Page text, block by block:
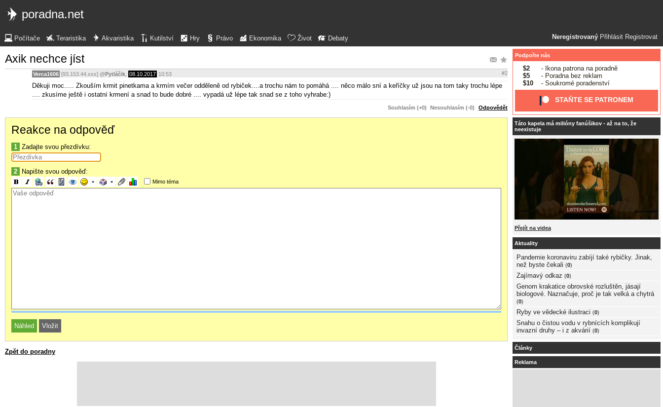
poradna.net
Neregistrovaný Přihlásit Registrovat
Počítače Teraristika Akvaristika Kutilství Hry Právo Ekonomika Život Debaty
Axik nechce jíst
Verca1606 [93.153.44.xxx] @Pytláčik 08.10.2017 10:53 #2
Děkuji moc..... Zkouším krmit pinetkama a krmím večer odděleně od rybiček....a trochu nám to pomáhá .... něco málo sní a keříčky už jsou na tom taky trochu lépe
.... zkusíme ještě i ostatní krmení a snad to bude dobré .... vypadá už lépe tak snad se z toho vyhrabe:)
Souhlasím (+0) Nesouhlasím (-0) Odpovědět
Reakce na odpověď
1 Zadajte svou přezdívku:
2 Napište svou odpověď:
Mimo téma
Zpět do poradny
Podpořte nás
$2
- Ikona patrona na poradně
$5
- Poradna bez reklam
$10
- Soukromé poradenství
STAŇTE SE PATRONEM
Táto kapela má milióny fanúšikov - až na to, že
neexistuje
Přejít na videa
Aktuality
Pandemie koronaviru zabíjí také rybičky. Jinak,
než byste čekali (0)
Zajímavý odkaz (0)
Genom krakatice obrovské rozluštěn, jásají
biologové. Naznačuje, proč je tak velká a chytrá
(0)
Ryby ve vědecké ilustraci (0)
Snahu o čistou vodu v rybnících komplikují
invazní druhy – i z akvárií (0)
Články
Reklama